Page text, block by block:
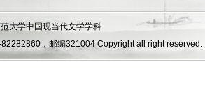
大学中国现当代文学学科
，邮编321004 Copyright all right reserved.